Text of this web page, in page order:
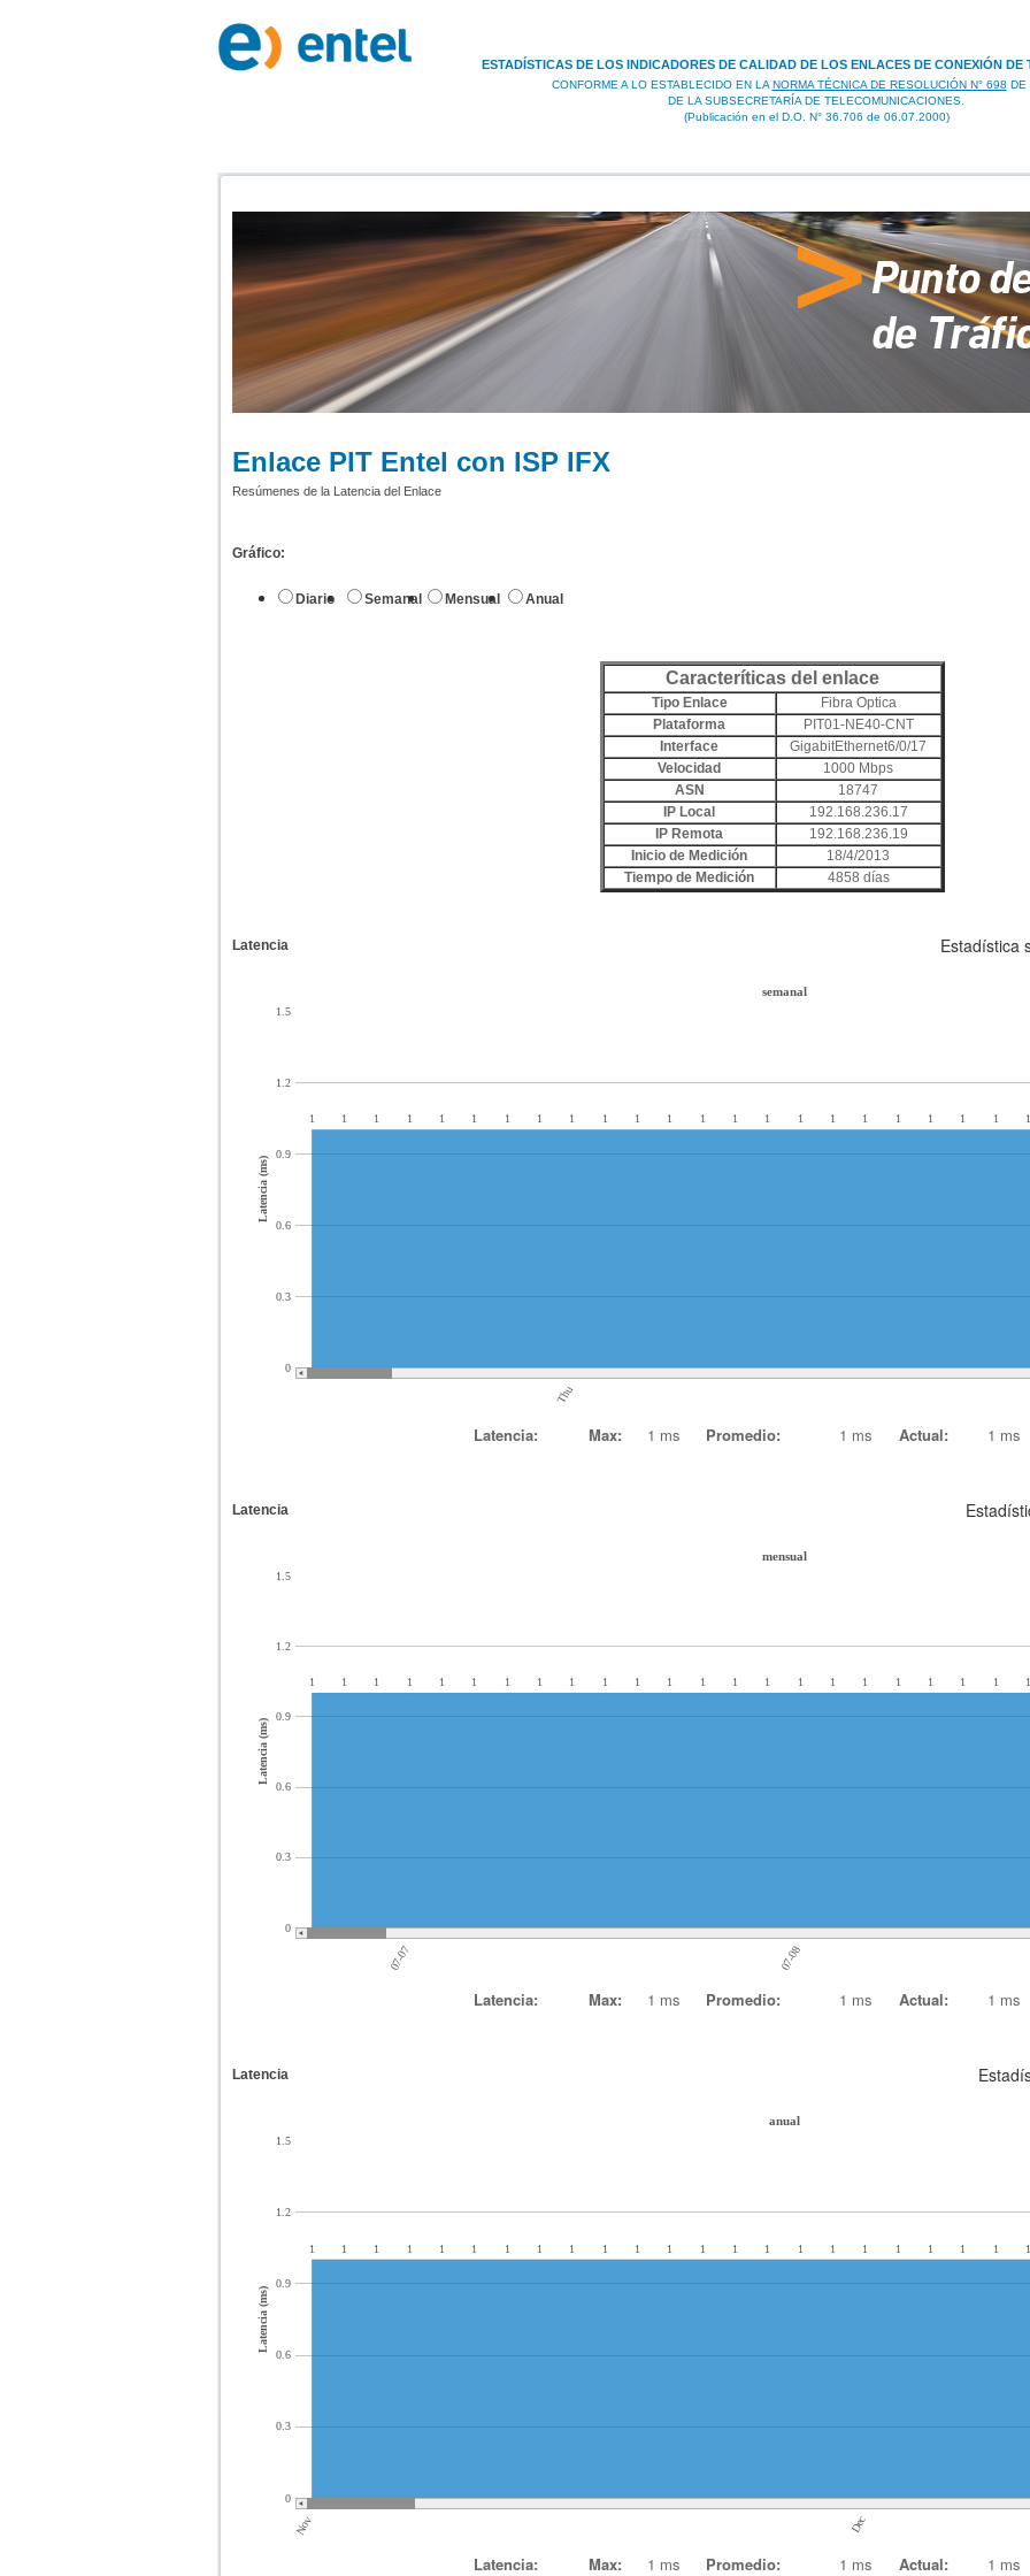
ESTADÍSTICAS DE LOS INDICADORES DE CALIDAD DE LOS ENLACES DE CONEXIÓN DE
CONFORME A LO ESTABLECIDO EN LA NORMA TÉCNICA DE RESOLUCIÓN N° 698 DE
DE LA SUBSECRETARÍA DE TELECOMUNICACIONES.
(Publicación en el D.O. N° 36.706 de 06.07.2000)
Enlace PIT Entel con ISP IFX
Resúmenes de la Latencia del Enlace
Gráfico:
Diario Semanal Mensual Anual
Caracteríticas del enlace
Tipo Enlace
Fibra Optica
Plataforma
PIT01-NE40-CNT
Interface
GigabitEthernet6/0/17
Velocidad
1000 Mbps
ASN
18747
IP Local
192.168.236.17
IP Remota
192.168.236.19
Inicio de Medición
18/4/2013
Tiempo de Medición
4858 días
Latencia Estadística
Thu
0
0.3
0.6
0.9
1.2
1.5
Latencia (ms)
1 1 1 1 1 1 1 1 1 1 1 1 1 1 1 1 1 1 1 1 1 1 1
semanal
Latencia: Max: 1 ms Promedio: 1 ms Actual: 1 ms
Latencia
07-07 07-08
0
0.3
0.6
0.9
1.2
1.5
Latencia (ms)
1 1 1 1 1 1 1 1 1 1 1 1 1 1 1 1 1 1 1 1 1 1 1
mensual
Latencia: Max: 1 ms Promedio: 1 ms Actual: 1 ms
Latencia
Nov Dec
0
0.3
0.6
0.9
1.2
1.5
Latencia (ms)
1 1 1 1 1 1 1 1 1 1 1 1 1 1 1 1 1 1 1 1 1 1 1
anual
Latencia: Max: 1 ms Promedio: 1 ms Actual: 1 ms